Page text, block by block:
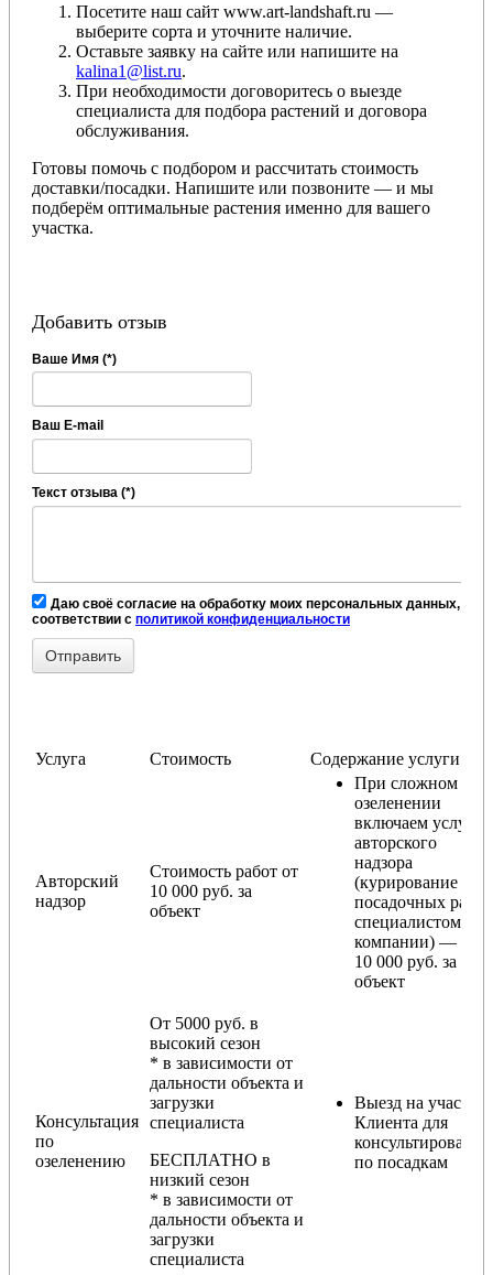
Посетите наш сайт www.art-landshaft.ru —
выберите сорта и уточните наличие.
Оставьте заявку на сайте или напишите на
kalina1@list.ru.
При необходимости договоритесь о выезде
специалиста для подбора растений и договора
обслуживания.
Готовы помочь с подбором и рассчитать стоимость
доставки/посадки. Напишите или позвоните — и мы
подберём оптимальные растения именно для вашего
участка.
Добавить отзыв
Ваше Имя (*)
Ваш E-mail
Текст отзыва (*)
Даю своё согласие на обработку моих персональных данных, в
соответствии с политикой конфиденциальности
Услуга Стоимость Содержание услуги
Авторский
надзор
Стоимость работ от
10 000 руб. за
объект
При сложном
озеленении
включаем услугу
авторского
надзора
(курирование
посадочных работ
специалистом
компании) — от
10 000 руб. за
объект
Консультация
по
озеленению
От 5000 руб. в
высокий сезон
* в зависимости от
дальности объекта и
загрузки
специалиста
БЕСПЛАТНО в
низкий сезон
* в зависимости от
дальности объекта и
загрузки
специалиста
Выезд на участок
Клиента для
консультирования
по посадкам